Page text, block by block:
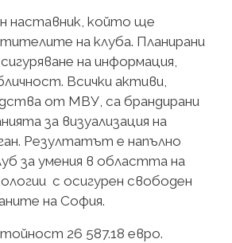
наставник, който ще
на клуба. Планирани
на информация,
Всички активи,
от МВУ, са брандирани
за визуализация на
Резултатът е напълно
за умения в областта на
с осигурен свободен
на София.
26 587.18 евро.